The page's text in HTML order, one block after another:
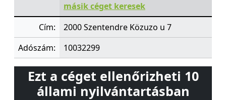
másik céget keresek
Cím:
2000 Szentendre Közuzo u 7
Adószám:
10032299
Ezt a céget ellenőrizheti 10
állami nyilvántartásban